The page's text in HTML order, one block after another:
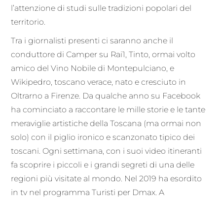
l’attenzione di studi sulle tradizioni popolari del
territorio.
Tra i giornalisti presenti ci saranno anche il
conduttore di Camper su Rai1, Tinto, ormai volto
amico del Vino Nobile di Montepulciano, e
Wikipedro, toscano verace, nato e cresciuto in
Oltrarno a Firenze. Da qualche anno su Facebook
ha cominciato a raccontare le mille storie e le tante
meraviglie artistiche della Toscana (ma ormai non
solo) con il piglio ironico e scanzonato tipico dei
toscani. Ogni settimana, con i suoi video itineranti
fa scoprire i piccoli e i grandi segreti di una delle
regioni più visitate al mondo. Nel 2019 ha esordito
in tv nel programma Turisti per Dmax. A